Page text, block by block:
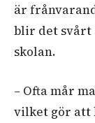
är
blir det svårt
skolan.
– Ofta mår
vilket gör att